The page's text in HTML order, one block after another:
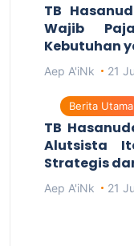
TB
Wajib
Kebutuhan
Aep A'iNk 21
Berita Utama
TB
Alutsista
Strategis
Aep A'iNk 21